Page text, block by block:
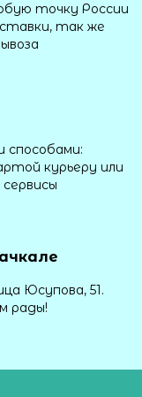
точку России
так же
способами:
курьеру или
Юсупова, 51.
рады!